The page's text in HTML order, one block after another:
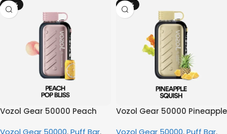
-18%
Vozol Gear 50000 Peach
Vozol Gear 50000,Puff Bar,
-18%
Vozol Gear 50000 Pineapple
Vozol Gear 50000,Puff Bar,